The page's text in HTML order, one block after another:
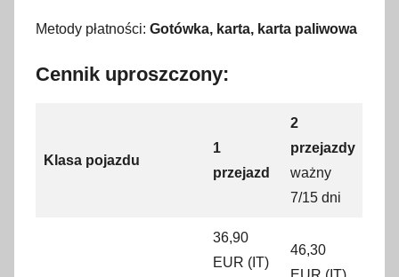
Metody płatności: Gotówka, karta, karta paliwowa
Cennik uproszczony:
Klasa pojazdu
1
przejazd
2
przejazdy
ważny
7/15 dni
36,90
EUR (IT)
46,30